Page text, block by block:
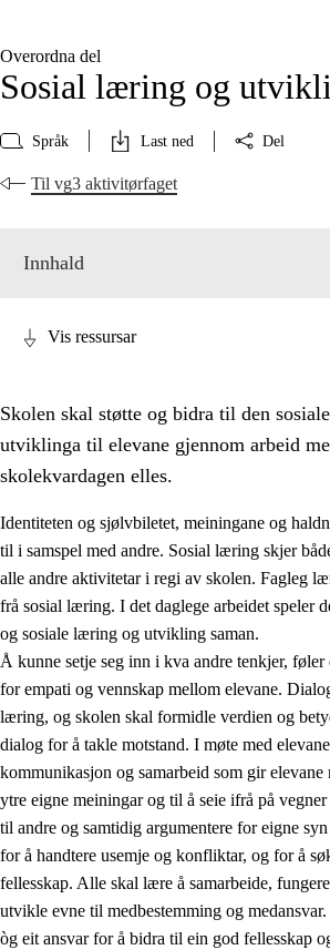
Overordna del
Sosial læring og
Språk Last ned Del
Til vg3 aktivitørfaget
Innhald
2. Prinsipp for læring, utvikling og
2.1 Sosial læring og utvikling
2.2 Kompetanse i faga
2.3 Grunnleggjande ferdigheiter
2.4 Å lære å lære
Tverrfaglege tema
Vis ressursar
Skolen skal støtte og bidra til den
utviklinga til elevane gjennom arbeid
skolekvardagen elles.
Identiteten og sjølvbiletet, meiningane og
til i samspel med andre. Sosial læring skjer
alle andre aktivitetar i regi av skolen. Fagleg
frå sosial læring. I det daglege arbeidet speler
og sosiale læring og utvikling saman.
Å kunne setje seg inn i kva andre tenkjer, føler
for empati og vennskap mellom elevane.
læring, og skolen skal formidle verdien og
dialog for å takle motstand. I møte med
kommunikasjon og samarbeid som gir
ytre eigne meiningar og til å seie ifrå på
til andre og samtidig argumentere for eigne
for å handtere usemje og konfliktar, og for å
fellesskap. Alle skal lære å samarbeide,
utvikle evne til medbestemming og
òg eit ansvar for å bidra til ein god fellesskap